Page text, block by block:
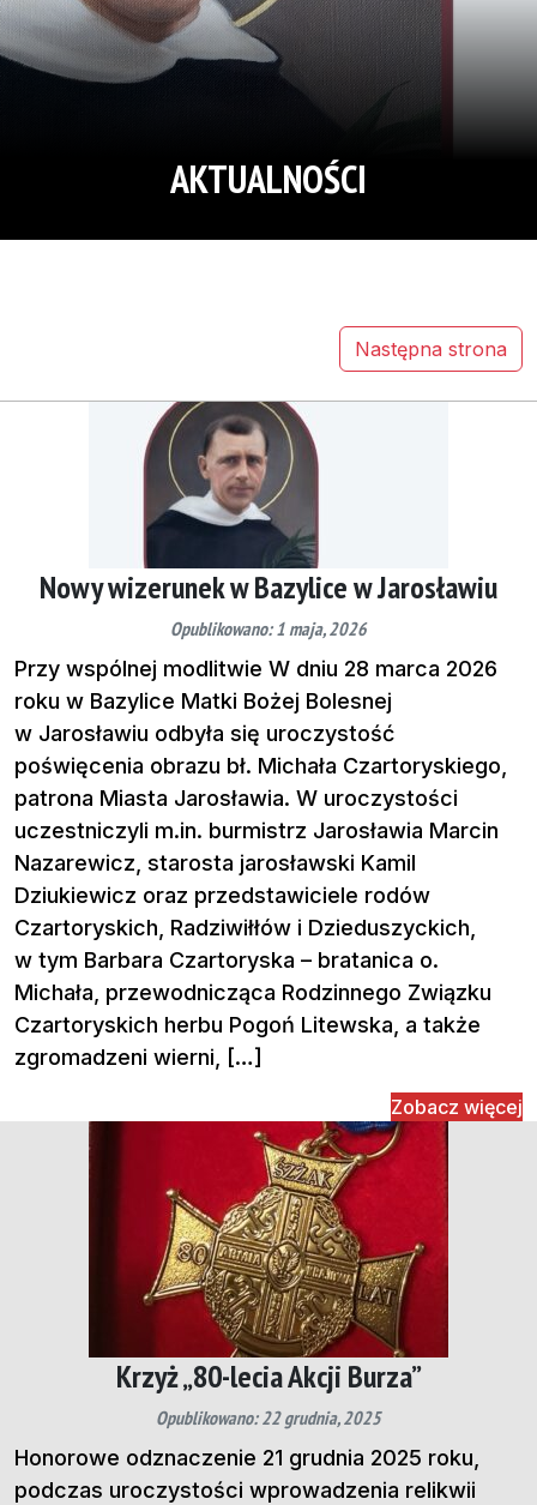
AKTUALNOŚCI
Następna strona
Nowy wizerunek w Bazylice w Jarosławiu
Opublikowano: 1 maja, 2026
Przy wspólnej modlitwie W dniu 28 marca 2026
roku w Bazylice Matki Bożej Bolesnej
w Jarosławiu odbyła się uroczystość
poświęcenia obrazu bł. Michała Czartoryskiego,
patrona Miasta Jarosławia. W uroczystości
uczestniczyli m.in. burmistrz Jarosławia Marcin
Nazarewicz, starosta jarosławski Kamil
Dziukiewicz oraz przedstawiciele rodów
Czartoryskich, Radziwiłłów i Dzieduszyckich,
w tym Barbara Czartoryska – bratanica o.
Michała, przewodnicząca Rodzinnego Związku
Czartoryskich herbu Pogoń Litewska, a także
zgromadzeni wierni, […]
Zobacz więcej
Krzyż „80-lecia Akcji Burza”
Opublikowano: 22 grudnia, 2025
Honorowe odznaczenie 21 grudnia 2025 roku,
podczas uroczystości wprowadzenia relikwii